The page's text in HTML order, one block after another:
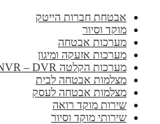
אבטחת חברות הייטק
מוקד וסיור
מערכות אבטחה
מערכות אזעקה ומיגון
מערכות הקלטה NVR – DVR
מצלמות אבטחה לבית
מצלמות אבטחה לעסק
שירות מוקד רואה
שירותי מוקד וסיור